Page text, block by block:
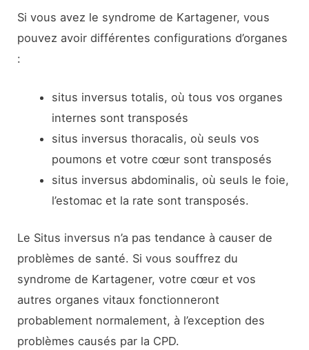
Si vous avez le syndrome de Kartagener, vous
pouvez avoir différentes configurations d’organes
:
situs inversus totalis, où tous vos organes
internes sont transposés
situs inversus thoracalis, où seuls vos
poumons et votre cœur sont transposés
situs inversus abdominalis, où seuls le foie,
l’estomac et la rate sont transposés.
Le Situs inversus n’a pas tendance à causer de
problèmes de santé. Si vous souffrez du
syndrome de Kartagener, votre cœur et vos
autres organes vitaux fonctionneront
probablement normalement, à l’exception des
problèmes causés par la CPD.